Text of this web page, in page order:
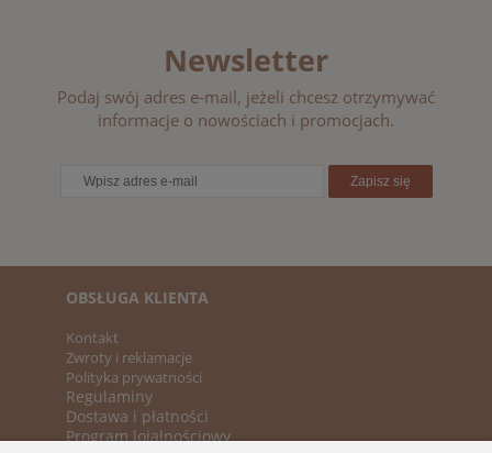
Newsletter
Podaj swój adres e-mail, jeżeli chcesz otrzymywać
informacje o nowościach i promocjach.
Zapisz się
OBSŁUGA KLIENTA
Kontakt
Zwroty i reklamacje
Polityka prywatności
Regulaminy
Dostawa i płatności
Program lojalnościowy